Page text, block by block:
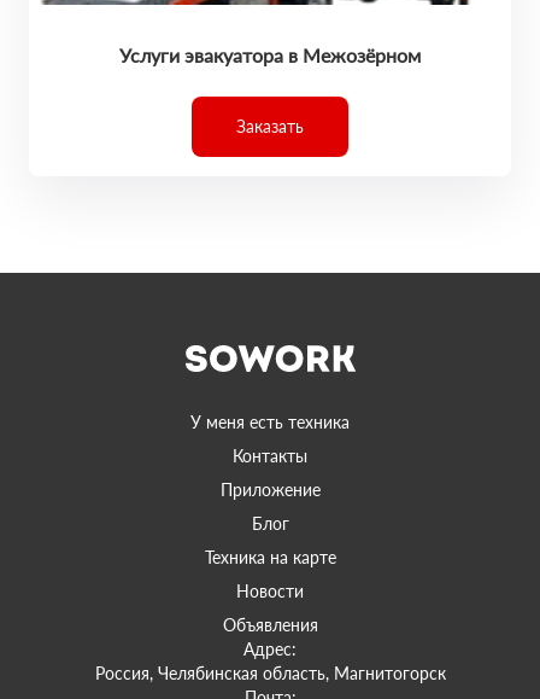
Услуги эвакуатора в Межозёрном
Заказать
У меня есть техника
Контакты
Приложение
Блог
Техника на карте
Новости
Объявления
Адрес:
Россия, Челябинская область, Магнитогорск